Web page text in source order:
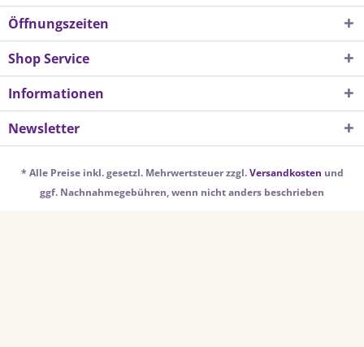
Öffnungszeiten
Shop Service
Informationen
Newsletter
* Alle Preise inkl. gesetzl. Mehrwertsteuer zzgl.Versandkosten und
ggf. Nachnahmegebühren, wenn nicht anders beschrieben